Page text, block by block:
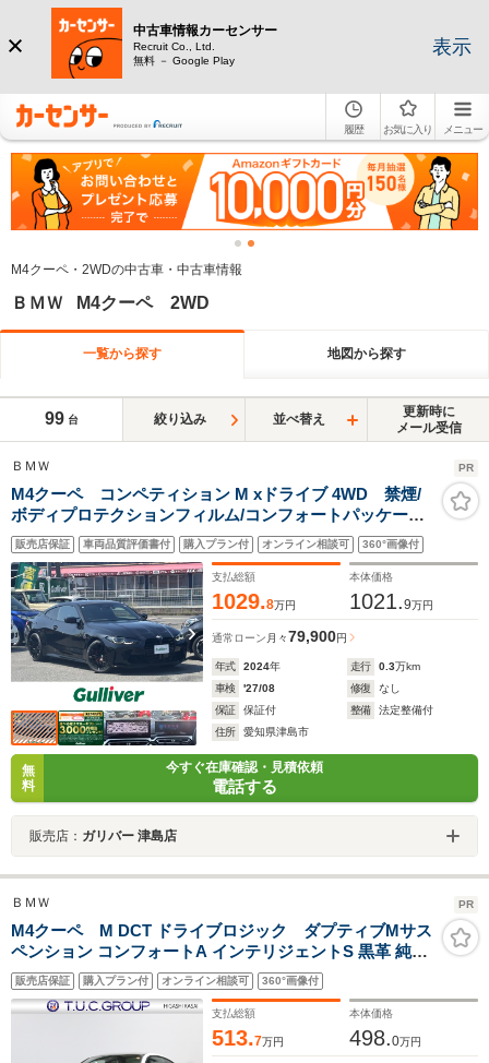
中古車情報カーセンサー
Recruit Co., Ltd.
無料 － Google Play
表示
履歴 お気に入り メニュー
M4クーペ・2WDの中古車・中古車情報
ＢＭＷ M4クーペ 2WD
一覧から探す 地図から探す
99 台 絞り込み 並べ替え
更新時に
メール受信
ＢＭＷ PR
M4クーペ コンペティション M xドライブ 4WD 禁煙/
ボディプロテクションフィルム/コンフォートパッケー
ジ/M赤キャリパー/カーボンルーフ/ハーマンカードン/黒
革/ドラレコ/ETC/サラウンドビューモニター/スペアスマ
ートキー/保証書/取扱説明書
販売店保証 車両品質評価書付 購入プラン付 オンライン相談可 360°画像付
支払総額
1029.8万円
本体価格
1021.9万円
通常ローン 月々79,900円
年式 2024年 走行 0.3万km
車検
'27/08 修復
なし
保証
保証付 整備
法定整備付
住所
愛知県津島市
無
料
今すぐ在庫確認・見積依頼
電話する
販売店： ガリバー 津島店
ＢＭＷ PR
M4クーペ M DCT ドライブロジック ダプティブMサス
ペンション コンフォートA インテリジェントS 黒革 純正
ナビ TV Bカメラ ヘッドアップD クルコン カーボンルー
フ&インテリア Mブルーキャリパー Mエアロ&19インチ
AW 2年保証
販売店保証 購入プラン付 オンライン相談可 360°画像付
支払総額
513.7万円
本体価格
498.0万円